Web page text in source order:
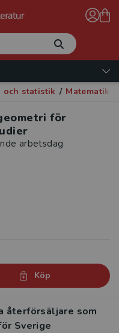
och statistik / Matematik
för
arbetsdag
Köp
återförsäljare som
Sverige